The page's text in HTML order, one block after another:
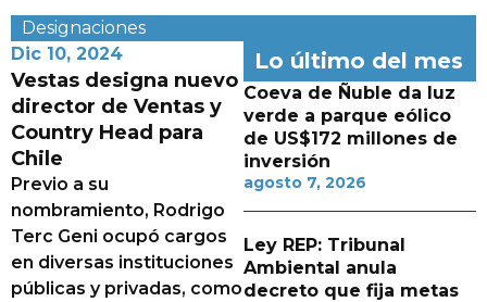
Designaciones
Dic 10, 2024
Vestas designa nuevo
director de Ventas y
Country Head para
Chile
Previo a su
nombramiento, Rodrigo
Terc Geni ocupó cargos
en diversas instituciones
públicas y privadas, como
Lo último del mes
Coeva de Ñuble da luz
verde a parque eólico
de US$172 millones de
inversión
agosto 7, 2026
Ley REP: Tribunal
Ambiental anula
decreto que fija metas